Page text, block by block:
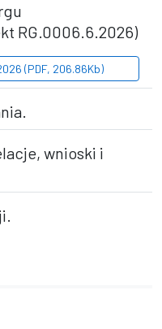
RG.0006.6.2026)
(PDF, 206.86Kb)
wnioski i